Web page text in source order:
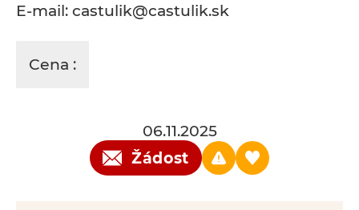
E-mail: castulik@castulik.sk
Cena :
06.11.2025
Žádost